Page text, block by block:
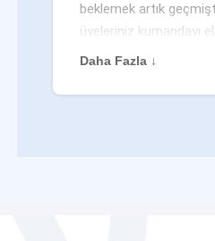
beklemek artık
üyeleriniz kumandayı
veya siz evden
değilsiniz. Geleneksel
Daha Fazla ↓